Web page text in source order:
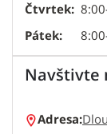
Čtvrtek:
Pátek:
Navštivte
Adresa: